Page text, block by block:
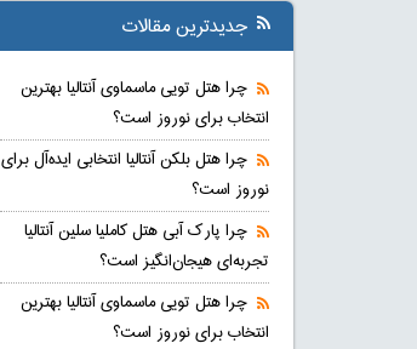
جدیدترین مقالات
چرا هتل تویی ماسماوی آنتالیا بهترین
انتخاب برای نوروز است؟
چرا هتل بلکن آنتالیا انتخابی ایده‌آل برای
نوروز است؟
چرا پارک آبی هتل کاملیا سلین آنتالیا
تجربه‌ای هیجان‌انگیز است؟
چرا هتل تویی ماسماوی آنتالیا بهترین
انتخاب برای نوروز است؟